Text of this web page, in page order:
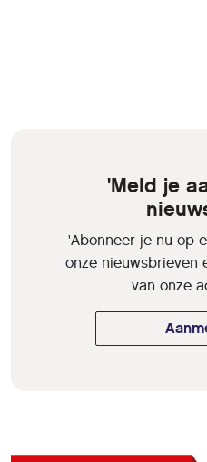
'Meld je
'Abonneer je nu op
onze nieuwsbrieven
van onze